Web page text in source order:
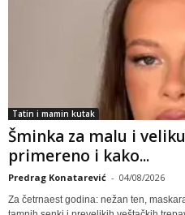
Tatin i mamin kutak
Šminka za malu i
primereno i kako...
Predrag Konatarević - 04/08/2026
Za četrnaest godina: nežan ten,